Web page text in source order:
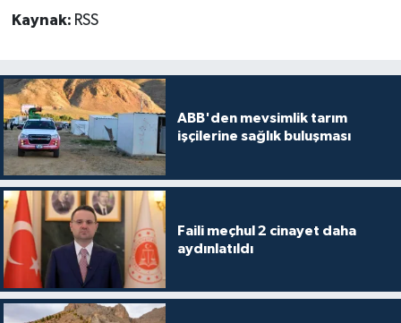
Kaynak: RSS
ABB'den mevsimlik tarım
işçilerine sağlık buluşması
Faili meçhul 2 cinayet daha
aydınlatıldı